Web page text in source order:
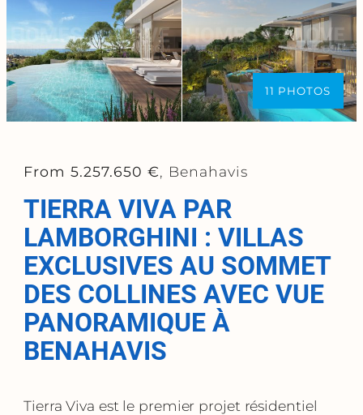
11 PHOTOS
From 5.257.650 €, Benahavis
TIERRA VIVA PAR
LAMBORGHINI : VILLAS
EXCLUSIVES AU SOMMET
DES COLLINES AVEC VUE
PANORAMIQUE À
BENAHAVIS
Tierra Viva est le premier projet résidentiel